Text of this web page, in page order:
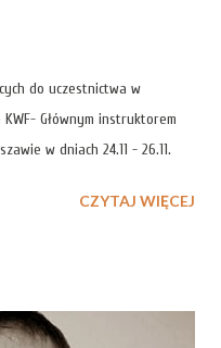
do uczestnictwa w
Głównym instruktorem
w dniach 24.11 - 26.11.
CZYTAJ WIĘCEJ